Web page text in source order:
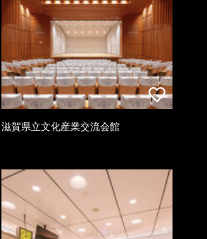
滋賀県立文化産業交流会館